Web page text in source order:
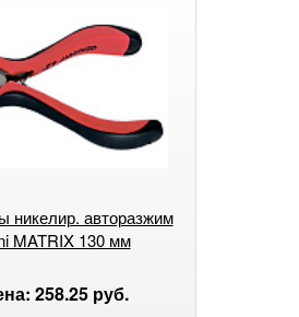
никелир. авторазжим
MATRIX 130 мм
258.25 руб.